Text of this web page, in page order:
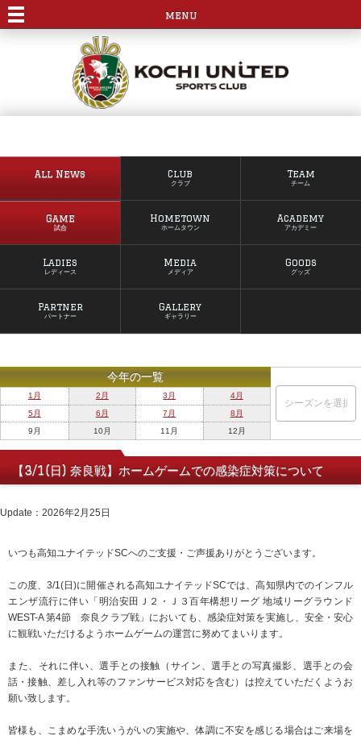
menu
All News Club
クラブ
Team
チーム
Game
試合
Hometown
ホームタウン
Academy
アカデミー
Ladies
レディース
Media
メディア
Goods
グッズ
Partner
パートナー
Gallery
ギャラリー
今年の一覧
1月 2月 3月
4月
5月
6月 7月
8月
9月
10月 11月 12月
【3/1(日) 奈良戦】ホームゲームでの感染症対策について
Update：2026年2月25日
いつも高知ユナイテッドSCへのご支援・ご声援ありがとうございます。
この度、3/1(日)に開催される高知ユナイテッドSCでは、高知県内でのインフル
エンザ流行に伴い「明治安田Ｊ２・Ｊ３百年構想リーグ 地域リーグラウンド
WEST-A 第4節 奈良クラブ戦」においても、感染症対策を実施し、安全・安心
に観戦いただけるようホームゲームの運営に努めてまいります。
また、それに伴い、選手との接触（サイン、選手との写真撮影、選手との会
話・接触、差し入れ等のファンサービス対応を含む）は控えていただくようお
願い致します。
皆様も、こまめな手洗いうがいの実施や、体調に不安を感じる場合はご来場を